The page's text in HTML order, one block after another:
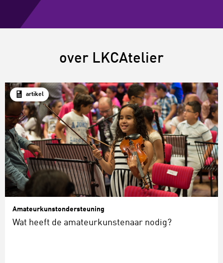
over LKCAtelier
artikel
Amateurkunstondersteuning
Wat heeft de amateurkunstenaar nodig?